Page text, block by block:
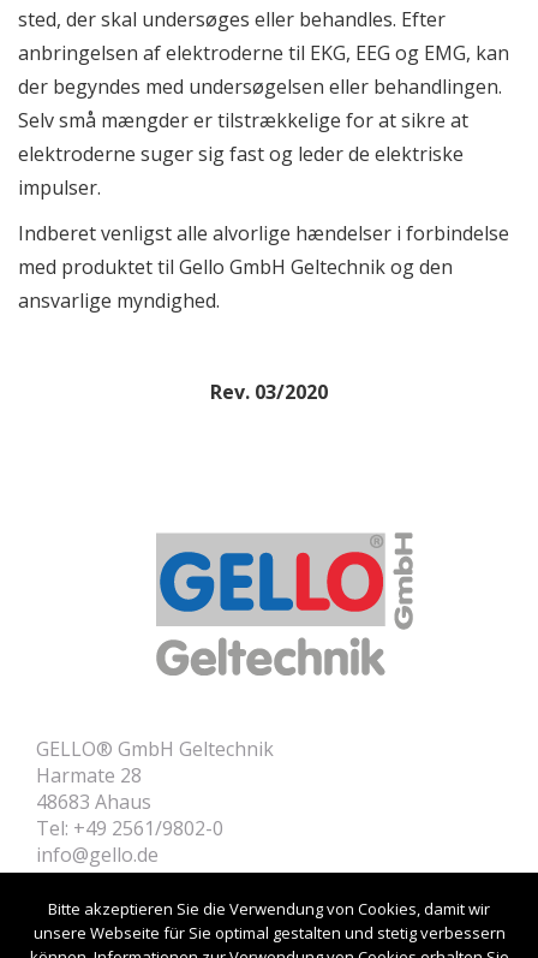
sted, der skal undersøges eller behandles. Efter
anbringelsen af elektroderne til EKG, EEG og EMG, kan
der begyndes med undersøgelsen eller behandlingen.
Selv små mængder er tilstrækkelige for at sikre at
elektroderne suger sig fast og leder de elektriske
impulser.
Indberet venligst alle alvorlige hændelser i forbindelse
med produktet til Gello GmbH Geltechnik og den
ansvarlige myndighed.
Rev. 03/2020
GELLO® GmbH Geltechnik
Harmate 28
48683 Ahaus
Tel: +49 2561/9802-0
info@gello.de
Home
Contact
Product Informations
Bitte akzeptieren Sie die Verwendung von Cookies, damit wir
unsere Webseite für Sie optimal gestalten und stetig verbessern